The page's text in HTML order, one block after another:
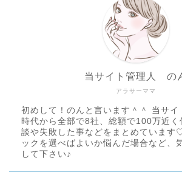
アラサーママ
当サイト管理人 の
初めして！のんと言います＾＾ 当サイ
時代から全部で8社、総額で100万近く
談や失敗した事などをまとめています
ックを選べばよいか悩んだ場合など、
して下さい♪